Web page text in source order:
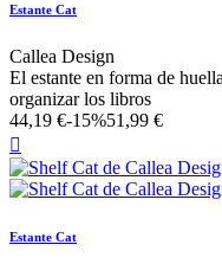
Estante Cat
Callea Design
El estante en forma de
organizar los libros
44,19 €-15%51,99 €

Estante Cat